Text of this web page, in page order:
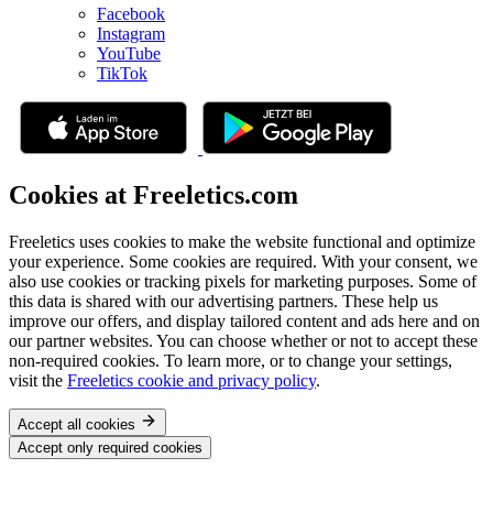
Facebook
Instagram
YouTube
TikTok
Cookies at Freeletics.com
Freeletics uses cookies to make the website functional and optimize
your experience. Some cookies are required. With your consent, we
also use cookies or tracking pixels for marketing purposes. Some of
this data is shared with our advertising partners. These help us
improve our offers, and display tailored content and ads here and on
our partner websites. You can choose whether or not to accept these
non-required cookies. To learn more, or to change your settings,
visit the Freeletics cookie and privacy policy.
Accept all cookies
Accept only required cookies